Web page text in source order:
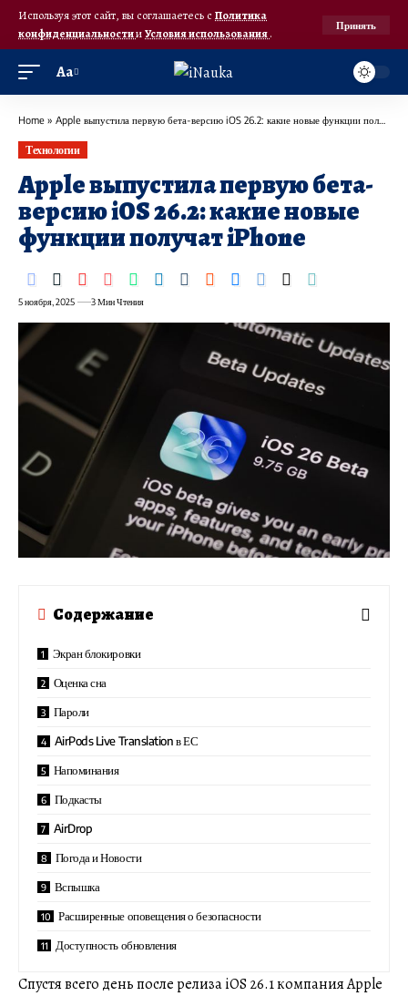
Используя этот сайт, вы соглашаетесь с Политика
конфиденциальностииУсловия использования.
Принять
Аа
Home » Apple выпустила первую бета-версию iOS 26.2: какие новые функции получат iPhone
Технологии
Apple выпустила первую бета-
версию iOS 26.2: какие новые
функции получат iPhone
5 ноября, 2025 3 Мин Чтения
Содержание
Экран блокировки
Оценка сна
Пароли
AirPods Live Translation в ЕС
Напоминания
Подкасты
AirDrop
Погода и Новости
Вспышка
Расширенные оповещения о безопасности
Доступность обновления
Спустя всего день после релиза iOS 26.1 компания Apple